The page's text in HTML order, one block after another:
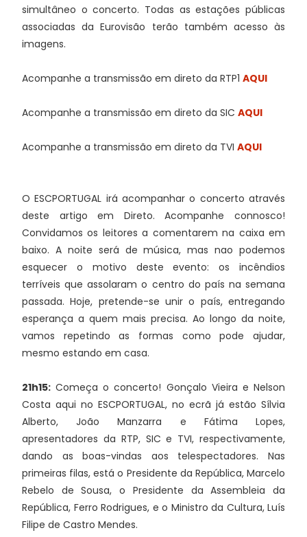
simultâneo o concerto. Todas as estações públicas
associadas da Eurovisão terão também acesso às
imagens.
Acompanhe a transmissão em direto da RTP1 AQUI
Acompanhe a transmissão em direto da SIC AQUI
Acompanhe a transmissão em direto da TVI AQUI
O ESCPORTUGAL irá acompanhar o concerto através
deste artigo em Direto. Acompanhe connosco!
Convidamos os leitores a comentarem na caixa em
baixo. A noite será de música, mas nao podemos
esquecer o motivo deste evento: os incêndios
terríveis que assolaram o centro do país na semana
passada. Hoje, pretende-se unir o país, entregando
esperança a quem mais precisa. Ao longo da noite,
vamos repetindo as formas como pode ajudar,
mesmo estando em casa.
21h15: Começa o concerto! Gonçalo Vieira e Nelson
Costa aqui no ESCPORTUGAL, no ecrã já estão Sílvia
Alberto, João Manzarra e Fátima Lopes,
apresentadores da RTP, SIC e TVI, respectivamente,
dando as boas-vindas aos telespectadores. Nas
primeiras filas, está o Presidente da República, Marcelo
Rebelo de Sousa, o Presidente da Assembleia da
República, Ferro Rodrigues, e o Ministro da Cultura, Luís
Filipe de Castro Mendes.